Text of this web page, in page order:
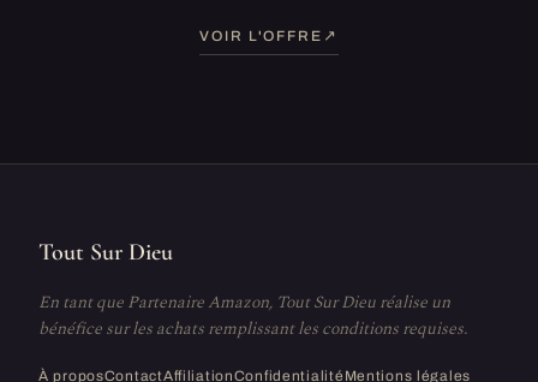
VOIR L'OFFRE
Tout Sur Dieu
En tant que Partenaire Amazon, Tout Sur Dieu réalise un
bénéfice sur les achats remplissant les conditions requises.
À proposContactAffiliationConfidentialité Mentions légales